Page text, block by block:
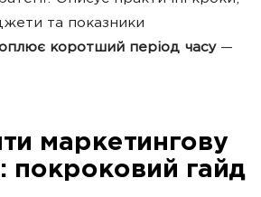
та показники
коротший період часу —
маркетингову
покроковий гайд